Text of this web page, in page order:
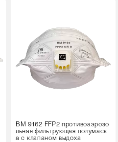
ВМ 9162 FFP2 противоаэрозо
льная фильтрующая полумаск
а с клапаном выдоха